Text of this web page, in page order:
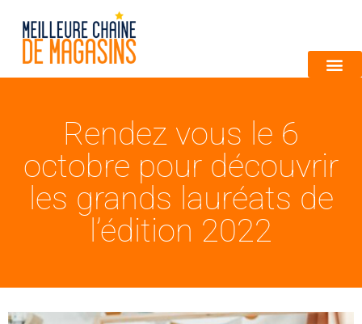
Rendez vous le 6
octobre pour découvrir
les grands lauréats de
l’édition 2022